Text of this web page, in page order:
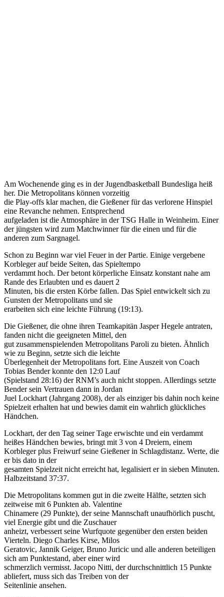
Am Wochenende ging es in der Jugendbasketball Bundesliga heiß
her. Die Metropolitans können vorzeitig
die Play-offs klar machen, die Gießener für das verlorene Hinspiel
eine Revanche nehmen. Entsprechend
aufgeladen ist die Atmosphäre in der TSG Halle in Weinheim. Einer
der jüngsten wird zum Matchwinner fürdie einen und für die
anderen zum Sargnagel.
Schon zu Beginn war viel Feuer in der Partie. Einige vergebene
Korbleger auf beide Seiten, das Spieltempo
verdammt hoch. Der betont körperliche Einsatz konstant nahe am
Rande des Erlaubten und es dauert 2
Minuten, bis die ersten Körbe fallen. Das Spiel entwickelt sich zu
Gunsten der Metropolitans und sie
erarbeiten sich eine leichte Führung (19:13).
Die Gießener, die ohne ihren Teamkapitän Jasper Hegele antraten,
fanden nicht die geeigneten Mittel, den
gut zusammenspielenden Metropolitans Paroli zu bieten. Ähnlich
wie zu Beginn, setzte sich die leichte
Überlegenheit der Metropolitans fort. Eine Auszeit von Coach
Tobias Bender konnte den 12:0 Lauf
(Spielstand 28:16) der RNM’s auch nicht stoppen. Allerdings setzte
Bender sein Vertrauen dann in Jordan
Juel Lockhart (Jahrgang 2008), der als einziger bis dahin noch keine
Spielzeit erhalten hat und bewies damit ein wahrlich glückliches
Händchen.
Lockhart, der den Tag seiner Tage erwischte und ein verdammt
heißes Händchen bewies, bringt mit 3 von 4 Dreiern, einem
Korbleger plus Freiwurf seine Gießener in Schlagdistanz. Werte, die
er bis dato in der
gesamten Spielzeit nicht erreicht hat, legalisiert er in sieben Minuten.
Halbzeitstand 37:37.
Die Metropolitans kommen gut in die zweite Hälfte, setzten sich
zeitweise mit 6 Punkten ab. Valentine
Chinamere (29 Punkte), der seine Mannschaft unaufhörlich puscht,
viel Energie gibt und die Zuschauer
anheizt, verbessert seine Wurfquote gegenüber den ersten beiden
Vierteln. Diego Charles Kirse, Milos
Geratovic, Jannik Geiger, Bruno Juricic und alle anderen beteiligen
sich am Punktestand, aber einer wird
schmerzlich vermisst. Jacopo Nitti, der durchschnittlich 15 Punkte
abliefert, muss sich das Treiben von der
Seitenlinie ansehen.